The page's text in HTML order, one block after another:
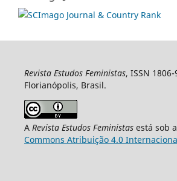
Revista Estudos Feministas, ISSN 1806-
Florianópolis, Brasil.
A Revista Estudos Feministasestá sob
Commons Atribuição 4.0